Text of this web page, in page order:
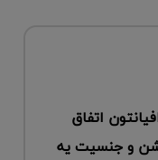
اتفاق
و جنسیت یه